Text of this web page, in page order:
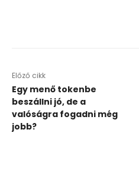
Előző cikk
Egy menő tokenbe
beszállni jó, de a
valóságra fogadni még
jobb?